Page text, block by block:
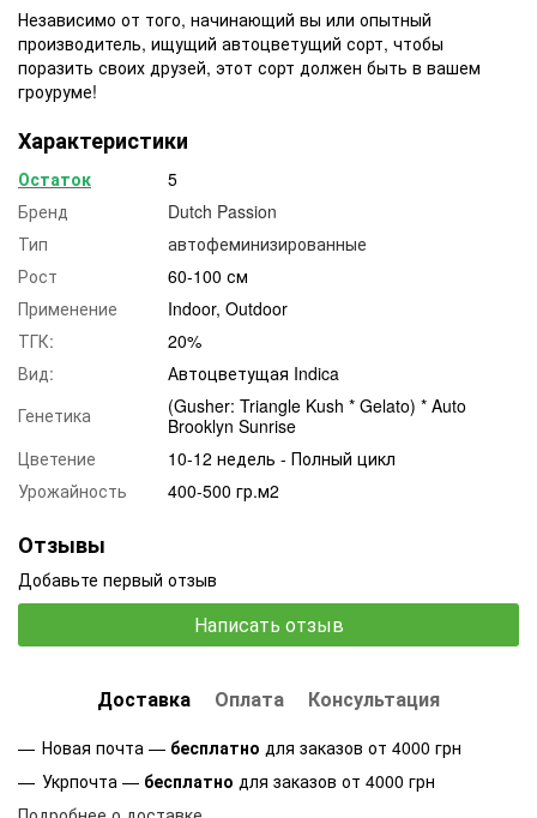
Независимо от того, начинающий вы или опытный
производитель, ищущий автоцветущий сорт, чтобы
поразить своих друзей, этот сорт должен быть в вашем
гроуруме!
Характеристики
Остаток
5
Бренд
Dutch Passion
Тип
автофеминизированные
Рост
60-100 см
Применение
Indoor, Outdoor
ТГК:
20%
Вид:
Автоцветущая Indica
Генетика
(Gusher: Triangle Kush * Gelato) * Auto
Brooklyn Sunrise
Цветение
10-12 недель - Полный цикл
Урожайность
400-500 гр.м2
Отзывы
Добавьте первый отзыв
Написать отзыв
Доставка Оплата Консультация
Новая почта — бесплатно для заказов от 4000 грн
Укрпочта — бесплатно для заказов от 4000 грн